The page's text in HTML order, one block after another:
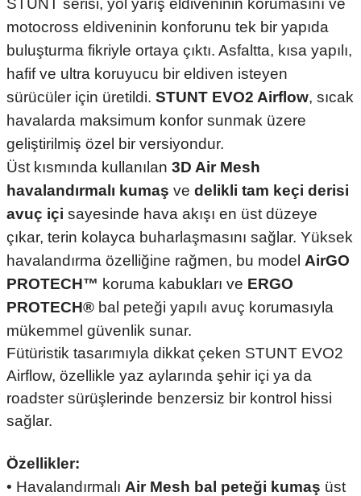
STUNT serisi, yol yarış eldiveninin korumasını ve
motocross eldiveninin konforunu tek bir yapıda
buluşturma fikriyle ortaya çıktı. Asfaltta, kısa yapılı,
hafif ve ultra koruyucu bir eldiven isteyen
sürücüler için üretildi. STUNT EVO2 Airflow, sıcak
havalarda maksimum konfor sunmak üzere
geliştirilmiş özel bir versiyondur.
Üst kısmında kullanılan 3D Air Mesh
havalandırmalı kumaş ve delikli tam keçi derisi
avuç içi sayesinde hava akışı en üst düzeye
çıkar, terin kolayca buharlaşmasını sağlar. Yüksek
havalandırma özelliğine rağmen, bu model AirGO
PROTECH™ koruma kabukları ve ERGO
PROTECH® bal peteği yapılı avuç korumasıyla
mükemmel güvenlik sunar.
Fütüristik tasarımıyla dikkat çeken STUNT EVO2
Airflow, özellikle yaz aylarında şehir içi ya da
roadster sürüşlerinde benzersiz bir kontrol hissi
sağlar.
Özellikler:
• Havalandırmalı Air Mesh bal peteği kumaş üst